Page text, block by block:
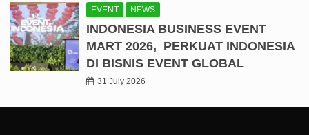
EVENT NEWS
INDONESIA BUSINESS EVENT
MART 2026, PERKUAT INDONESIA
DI BISNIS EVENT GLOBAL
31 July 2026